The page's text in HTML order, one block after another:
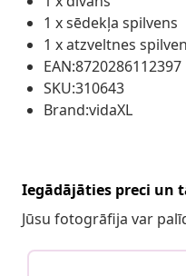
1 x sēdekļa spilvens
1 x atzveltnes
EAN:8720286112397
SKU:310643
Brand:vidaXL
Iegādājāties preci un
Jūsu fotogrāfija var